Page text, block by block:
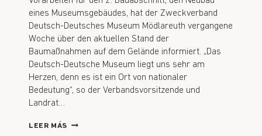
eines Museumsgebäudes, hat der Zweckverband
Deutsch-Deutsches Museum Mödlareuth vergangene
Woche über den aktuellen Stand der
Baumaßnahmen auf dem Gelände informiert. „Das
Deutsch-Deutsche Museum liegt uns sehr am
Herzen, denn es ist ein Ort von nationaler
Bedeutung“, so der Verbandsvorsitzende und
Landrat…
LEER MÁS